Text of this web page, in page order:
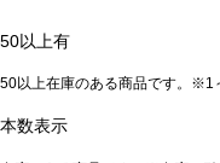
50以上有
50以上在庫のある商品です。※1
本数表示